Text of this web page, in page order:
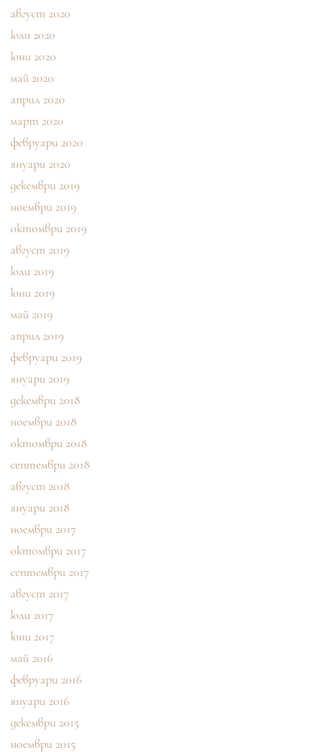
август 2020
юли 2020
юни 2020
май 2020
април 2020
март 2020
февруари 2020
януари 2020
декември 2019
ноември 2019
октомври 2019
август 2019
юли 2019
юни 2019
май 2019
април 2019
февруари 2019
януари 2019
декември 2018
ноември 2018
октомври 2018
септември 2018
август 2018
януари 2018
ноември 2017
октомври 2017
септември 2017
август 2017
юли 2017
юни 2017
май 2016
февруари 2016
януари 2016
декември 2015
ноември 2015